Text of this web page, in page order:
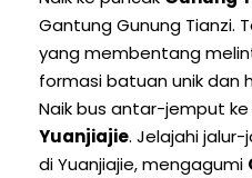
Gantung Gunung Tianzi.
yang membentang
formasi batuan unik dan
Naik bus antar-jemput
Yuanjiajie. Jelajahi
di Yuanjiajie, mengagumi